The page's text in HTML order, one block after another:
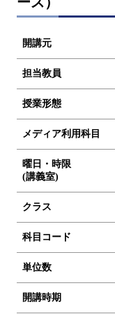
開講元
担当教員
授業形態
メディア利用科目
曜日・時限
(講義室)
クラス
科目コード
単位数
開講時期